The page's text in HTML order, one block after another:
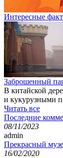
Интересные
Заброшенный
В китайской
и кукурузными
Читать все
Последние
08/11/2023
admin
Прекрасный
16/02/2020